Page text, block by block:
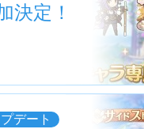
決定！
デート